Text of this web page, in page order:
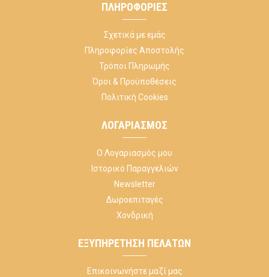
ΠΛΗΡΟΦΟΡΊΕΣ
Σχετικά με εμάς
Πληροφορίες Αποστολής
Τρόποι Πληρωμής
Όροι & Προϋποθέσεις
Πολιτική Cookies
ΛΟΓΑΡΙΑΣΜΌΣ
Ο Λογαριασμός μου
Ιστορικό Παραγγελιών
Newsletter
Δωροεπιταγές
Χονδρική
ΕΞΥΠΗΡΈΤΗΣΗ ΠΕΛΑΤΏΝ
Επικοινωνήστε μαζί μας